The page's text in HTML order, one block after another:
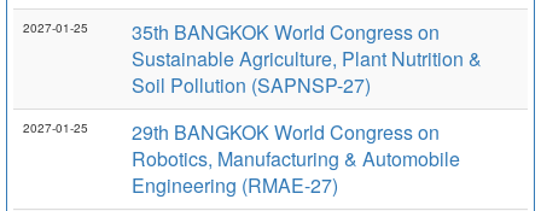
2027-01-25
35th BANGKOK World Congress on
Sustainable Agriculture, Plant Nutrition &
Soil Pollution (SAPNSP-27)
2027-01-25
29th BANGKOK World Congress on
Robotics, Manufacturing & Automobile
Engineering (RMAE-27)